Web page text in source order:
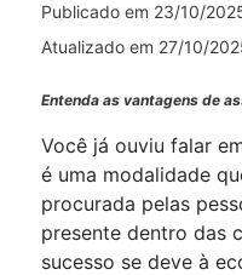
Publicado em 23/10/
Atualizado em 27/10/
Entenda as vantagens de
Você já ouviu falar
é uma modalidade
procurada pelas
presente dentro das
sucesso se deve à